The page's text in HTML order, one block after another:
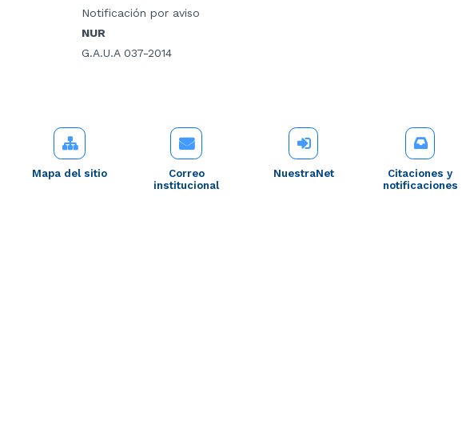
Notificación por aviso
NUR
G.A.U.A 037-2014
Mapa del sitio
Correo
institucional
NuestraNet
Citaciones y
notificaciones